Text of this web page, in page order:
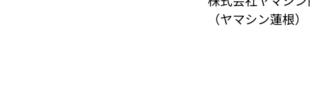
（ヤマシン蓮根）